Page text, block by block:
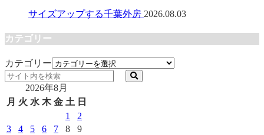
サイズアップする千葉外房 2026.08.03
カテゴリー
カテゴリー
2026年8月
月 火 水 木 金 土 日
1
2
3
4 5 6 7 8
9